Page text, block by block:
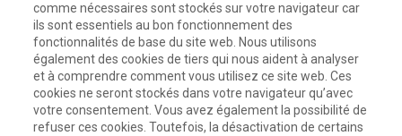
comme nécessaires sont stockés sur votre navigateur car
ils sont essentiels au bon fonctionnement des
fonctionnalités de base du site web. Nous utilisons
également des cookies de tiers qui nous aident à analyser
et à comprendre comment vous utilisez ce site web. Ces
cookies ne seront stockés dans votre navigateur qu’avec
votre consentement. Vous avez également la possibilité de
refuser ces cookies. Toutefois, la désactivation de certains